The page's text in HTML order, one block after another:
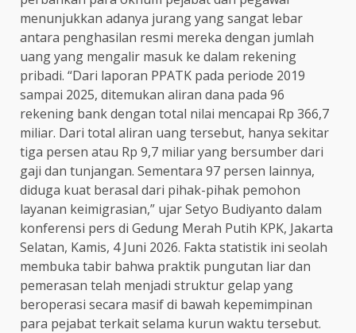
menunjukkan adanya jurang yang sangat lebar
antara penghasilan resmi mereka dengan jumlah
uang yang mengalir masuk ke dalam rekening
pribadi. “Dari laporan PPATK pada periode 2019
sampai 2025, ditemukan aliran dana pada 96
rekening bank dengan total nilai mencapai Rp 366,7
miliar. Dari total aliran uang tersebut, hanya sekitar
tiga persen atau Rp 9,7 miliar yang bersumber dari
gaji dan tunjangan. Sementara 97 persen lainnya,
diduga kuat berasal dari pihak-pihak pemohon
layanan keimigrasian,” ujar Setyo Budiyanto dalam
konferensi pers di Gedung Merah Putih KPK, Jakarta
Selatan, Kamis, 4 Juni 2026. Fakta statistik ini seolah
membuka tabir bahwa praktik pungutan liar dan
pemerasan telah menjadi struktur gelap yang
beroperasi secara masif di bawah kepemimpinan
para pejabat terkait selama kurun waktu tersebut.